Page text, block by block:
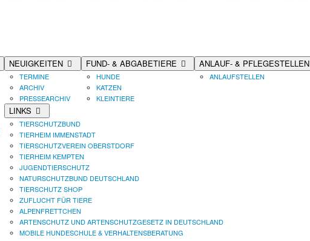
NEUIGKEITEN
TERMINE
ARCHIV
PRESSEARCHIV
FUND- & ABGABETIERE
HUNDE
KATZEN
KLEINTIERE
ANLAUF- & PFLEGESTELLEN
ANLAUFSTELLEN
LINKS
TIERSCHUTZBUND
TIERHEIM IMMENSTADT
TIERSCHUTZVEREIN OBERSTDORF
TIERHEIM KEMPTEN
JUGENDTIERSCHUTZ
NATURSCHUTZBUND DEUTSCHLAND
TIERSCHUTZ SHOP
ZUFLUCHT FÜR TIERE
ALPENFRETTCHEN
ARTENSCHUTZ UND ARTENSCHUTZGESETZ IN DEUTSCHLAND
MOBILE HUNDESCHULE & VERHALTENSBERATUNG